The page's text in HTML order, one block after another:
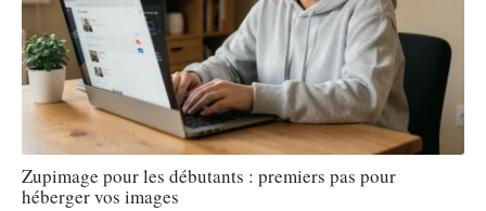
Zupimage pour les débutants : premiers pas pour
héberger vos images